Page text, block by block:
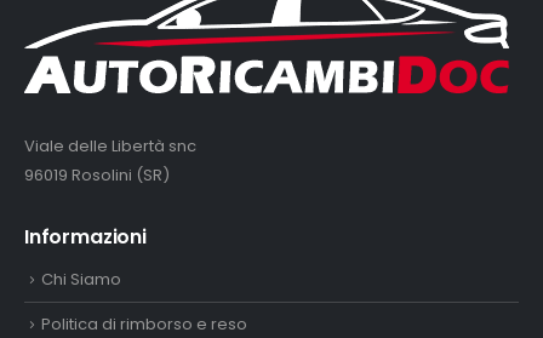
Viale delle Libertà snc
96019 Rosolini (SR)
Informazioni
Chi Siamo
Politica di rimborso e reso